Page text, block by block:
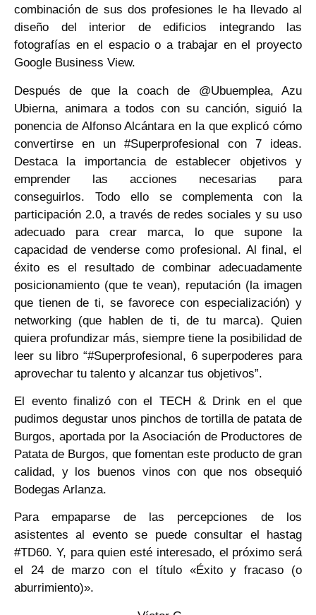
combinación de sus dos profesiones le ha llevado al
diseño del interior de edificios integrando las
fotografías en el espacio o a trabajar en el proyecto
Google Business View.
Después de que la coach de @Ubuemplea, Azu
Ubierna, animara a todos con su canción, siguió la
ponencia de Alfonso Alcántara en la que explicó cómo
convertirse en un #Superprofesional con 7 ideas.
Destaca la importancia de establecer objetivos y
emprender las acciones necesarias para
conseguirlos. Todo ello se complementa con la
participación 2.0, a través de redes sociales y su uso
adecuado para crear marca, lo que supone la
capacidad de venderse como profesional. Al final, el
éxito es el resultado de combinar adecuadamente
posicionamiento (que te vean), reputación (la imagen
que tienen de ti, se favorece con especialización) y
networking (que hablen de ti, de tu marca). Quien
quiera profundizar más, siempre tiene la posibilidad de
leer su libro “#Superprofesional, 6 superpoderes para
aprovechar tu talento y alcanzar tus objetivos”.
El evento finalizó con el TECH & Drink en el que
pudimos degustar unos pinchos de tortilla de patata de
Burgos, aportada por la Asociación de Productores de
Patata de Burgos, que fomentan este producto de gran
calidad, y los buenos vinos con que nos obsequió
Bodegas Arlanza.
Para empaparse de las percepciones de los
asistentes al evento se puede consultar el hastag
#TD60. Y, para quien esté interesado, el próximo será
el 24 de marzo con el título «Éxito y fracaso (o
aburrimiento)».